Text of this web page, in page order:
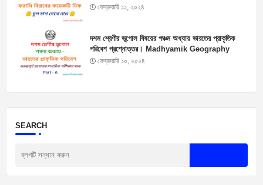
Suggestions
ফেব্রুয়ারি ১১, ২০২৪
দশম শ্রেণীর ভূগোল বিষয়ের পঞ্চম অধ্যায় ভারতের প্রাকৃতিক
পরিবেশ প্রশ্নোত্তর। Madhyamik Geography
Suggestion 2025
ফেব্রুয়ারি ১০, ২০২৪
SEARCH